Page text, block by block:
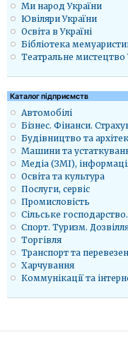
Ми народ України
Ювіляри України
Освіта в Україні
Бібліотека
Театральне мистецтво
Каталог підприємств
Автомобілі
Бізнес. Фінанси.
Будівництво та
Машини та
Медіа (ЗМІ),
Освіта та культура
Послуги, сервіс
Промисловість
Сільське
Спорт. Туризм.
Торгівля
Транспорт та
Харчування
Коммунікації та